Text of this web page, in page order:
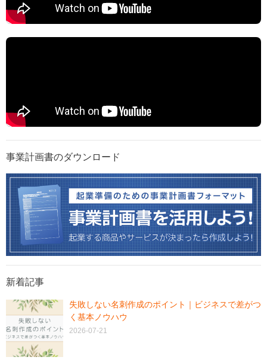
事業計画書のダウンロード
新着記事
失敗しない名刺作成のポイント｜ビジネスで差がつ
く基本ノウハウ
2026-07-21